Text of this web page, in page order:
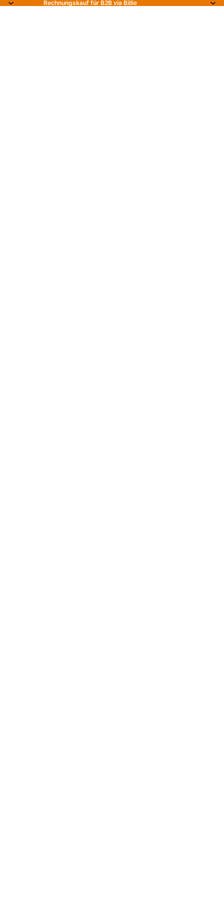
Rechnungskauf für B2B via Billie